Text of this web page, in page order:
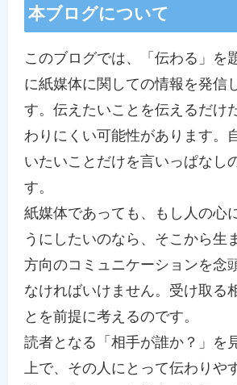
本ブログについて
このブログでは、「伝わる」を
に紙媒体に関しての情報を発信
す。伝えたいことを伝えるだけ
わりにくい可能性があります。
いたいことだけを言いっぱなし
す。
紙媒体であっても、もし人の心
うにしたいのなら、そこから生
方向のコミュニケーションを念
なければいけません。受け取る
とを前提に考えるのです。
読者となる「相手が誰か？」を
上で、その人にとって伝わりや